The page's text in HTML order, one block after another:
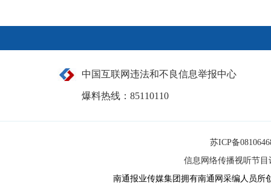
中国互联网违法和不良信息举报中心
爆料热线：85110110
苏ICP备
信息网络传播视听节目
南通报业传媒集团拥有南通网采编人员所